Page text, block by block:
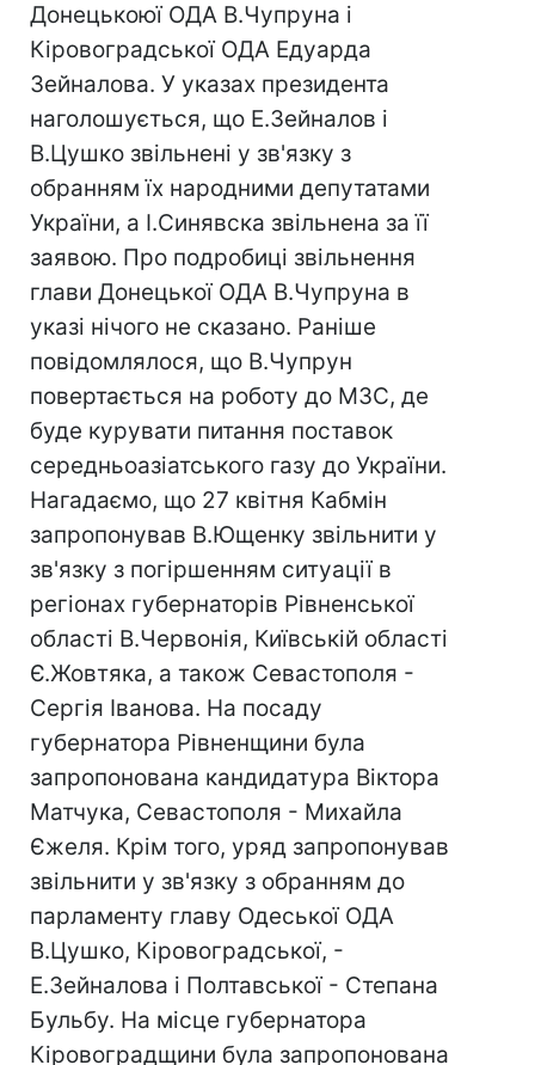
Донецькоюї ОДА В.Чупруна і
Кіровоградської ОДА Едуарда
Зейналова. У указах президента
наголошується, що Е.Зейналов і
В.Цушко звільнені у зв'язку з
обранням їх народними депутатами
України, а І.Синявска звільнена за її
заявою. Про подробиці звільнення
глави Донецької ОДА В.Чупруна в
указі нічого не сказано. Раніше
повідомлялося, що В.Чупрун
повертається на роботу до МЗС, де
буде курувати питання поставок
середньоазіатського газу до України.
Нагадаємо, що 27 квітня Кабмін
запропонував В.Ющенку звільнити у
зв'язку з погіршенням ситуації в
регіонах губернаторів Рівненської
області В.Червонія, Київській області
Є.Жовтяка, а також Севастополя -
Сергія Іванова. На посаду
губернатора Рівненщини була
запропонована кандидатура Віктора
Матчука, Севастополя - Михайла
Єжеля. Крім того, уряд запропонував
звільнити у зв'язку з обранням до
парламенту главу Одеської ОДА
В.Цушко, Кіровоградської, -
Е.Зейналова і Полтавської - Степана
Бульбу. На місце губернатора
Кіровоградщини була запропонована